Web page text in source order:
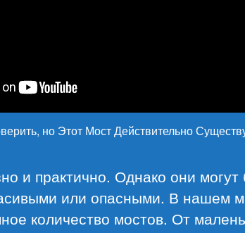
но Этот Мост Действительно
и практично. Однако они могут
или опасными. В нашем
количество мостов. От